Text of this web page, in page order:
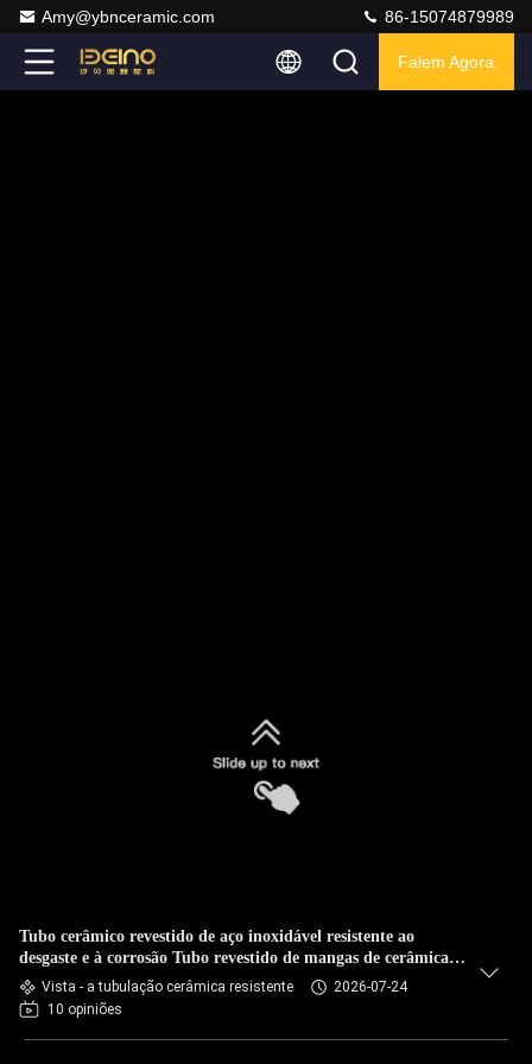
Amy@ybnceramic.com 86-15074879989
Falem Agora.
Tubo cerâmico revestido de aço inoxidável resistente ao
desgaste e à corrosão Tubo revestido de mangas de cerâmica
resistente ao desgaste e à corrosão para transporte de pó de
bateria de lítio
Vista - a tubulação cerâmica resistente
2026-07-24
10 opiniões